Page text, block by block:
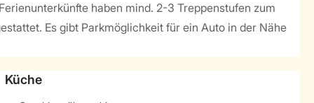
haben mind. 2-3 Treppenstufen zum
Es gibt Parkmöglichkeit für ein Auto in der Nähe
Küche